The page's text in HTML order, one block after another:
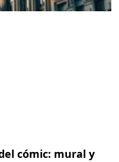
cómic: mural y